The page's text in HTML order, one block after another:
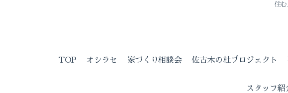
住む
TOP オシラセ 家づくり相談会 佐古木の杜プロジェクト
スタッフ紹